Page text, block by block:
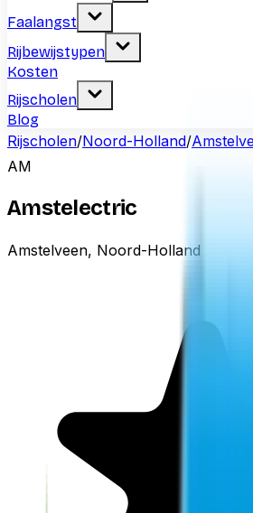
Faalangst
Rijbewijstypen
Kosten
Rijscholen
Blog
Rijscholen/Noord-Holland/
AM
Amstelectric
Amstelveen, Noord-Holland